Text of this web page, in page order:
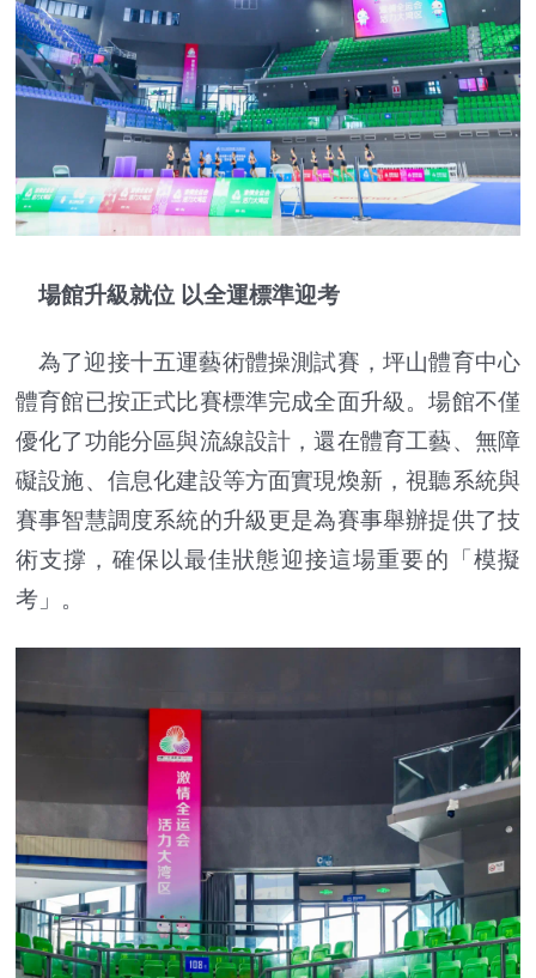
場館升級就位 以全運標準迎考
為了迎接十五運藝術體操測試賽，坪山體育中心
體育館已按正式比賽標準完成全面升級。場館不僅
優化了功能分區與流線設計，還在體育工藝、無障
礙設施、信息化建設等方面實現煥新，視聽系統與
賽事智慧調度系統的升級更是為賽事舉辦提供了技
術支撐，確保以最佳狀態迎接這場重要的「模擬
考」。